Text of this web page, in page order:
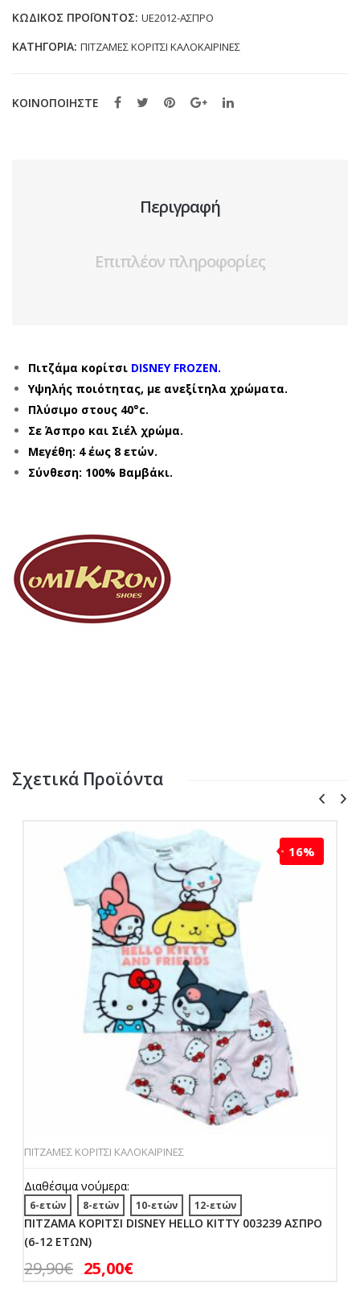
(4-
ΕΤΩΝ)
ΚΩΔΙΚΌΣ ΠΡΟΪΌΝΤΟΣ: UE2012-ΑΣΠΡΟ
ΚΑΤΗΓΟΡΊΑ: ΠΙΤΖΑΜΕΣ ΚΟΡΙΤΣΙ ΚΑΛΟΚΑΙΡΙΝΕΣ
ΚΟΙΝΟΠΟΙΗΣΤΕ
Περιγραφή
Επιπλέον πληροφορίες
Πιτζάμα κορίτσι DISNEY FROZEN.
Υψηλής ποιότητας, με ανεξίτηλα χρώματα.
Πλύσιμο στους 40°c.
Σε Άσπρο και Σιέλ χρώμα.
Μεγέθη: 4 έως 8 ετών.
Σύνθεση: 100% Βαμβάκι.
Σχετικά Προϊόντα
16%
ΠΙΤΖΑΜΕΣ ΚΟΡΙΤΣΙ ΚΑΛΟΚΑΙΡΙΝΕΣ
Διαθέσιμα νούμερα:
6-ετών 8-ετών 10-ετών 12-ετών
ΠΙΤΖΑΜΑ ΚΟΡΙΤΣΙ DISNEY HELLO KITTY 003239 ΑΣΠΡΟ
(6-12 ΕΤΩΝ)
29,90€ 25,00€